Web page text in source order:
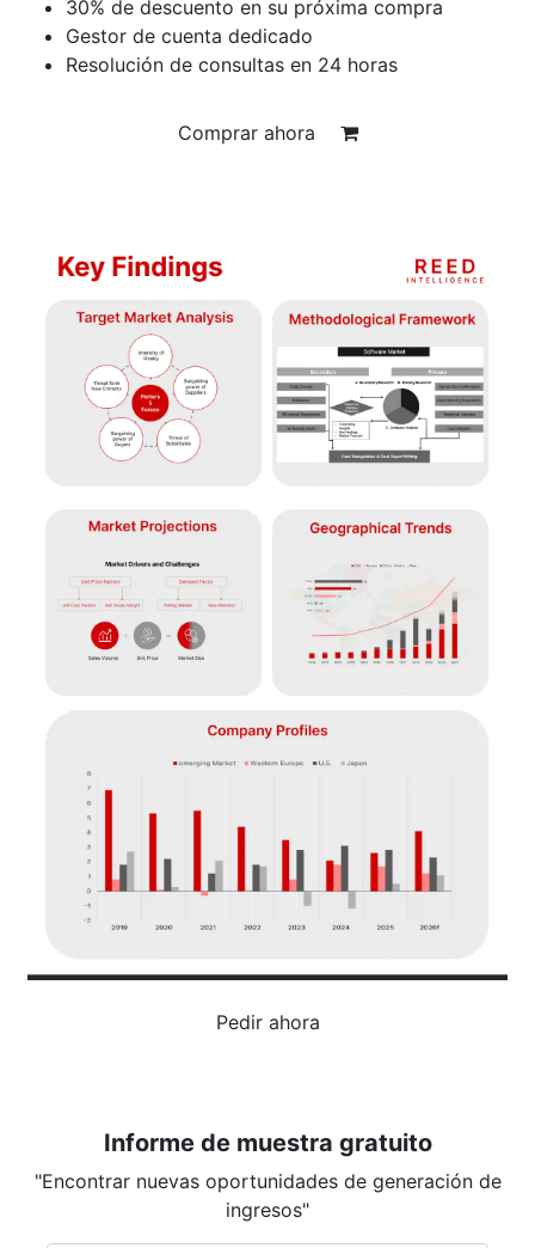
30% de descuento en su próxima compra
Gestor de cuenta dedicado
Resolución de consultas en 24 horas
Comprar ahora
Pedir ahora
Informe de muestra gratuito
"Encontrar nuevas oportunidades de generación de
ingresos"